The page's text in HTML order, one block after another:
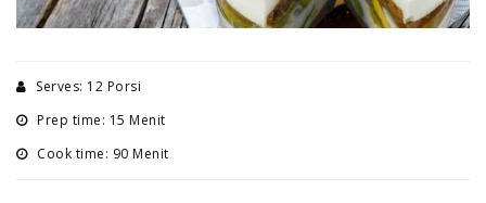
Serves: 12 Porsi
Prep time: 15 Menit
Cook time: 90 Menit